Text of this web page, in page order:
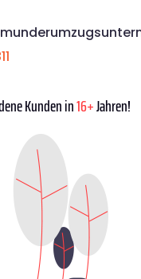
Kunden in16+Jahren!